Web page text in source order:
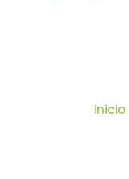
Inicio